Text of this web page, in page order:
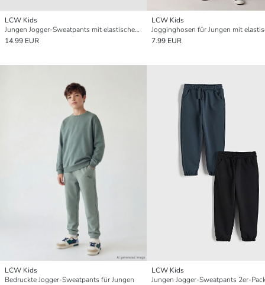
LCW Kids
Jungen Jogger-Sweatpants mit elastischem Bund 2er-Pack
14.99 EUR
LCW Kids
7.99 EUR
LCW Kids
Bedruckte Jogger-Sweatpants für Jungen
LCW Kids
Jungen Jogger-Sweatpants 2er-